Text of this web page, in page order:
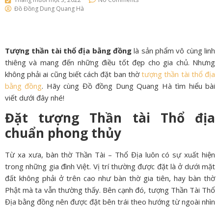
Đồ Đồng Dung Quang Hà
Tượng thần tài thổ địa bằng đồng là sản phẩm vô cùng linh
thiêng và mang đến những điều tốt đẹp cho gia chủ. Nhưng
không phải ai cũng biết cách đặt ban thờtượng thần tài thổ địa
bằng đồng. Hãy cùng Đồ đồng Dung Quang Hà tìm hiểu bài
viết dưới đây nhé!
Đặt tượng Thần tài Thổ địa
chuẩn phong thủy
Từ xa xưa, bàn thờ Thần Tài – Thổ Địa luôn có sự xuất hiện
trong những gia đình Việt. Vị trí thường được đặt là ở dưới mặt
đất không phải ở trên cao như bàn thờ gia tiên, hay bàn thờ
Phật mà ta vẫn thường thấy. Bên cạnh đó, tượng Thần Tài Thổ
Địa bằng đồng nên được đặt bên trái theo hướng từ ngoài nhìn